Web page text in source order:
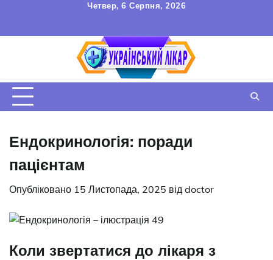
вмісту
Четвер, 6 Серпня, 2026
КОРИСТУВАЧА
Ендокринологія: поради
пацієнтам
Опубліковано 15 Листопада, 2025 від doctor
Коли звертатися до лікаря з